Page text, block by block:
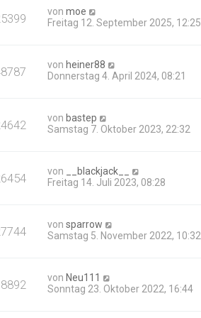
vonmoe
Freitag 12. September 2025, 12:25
von heiner88
Donnerstag 4. April 2024, 08:21
von bastep
Samstag 7. Oktober 2023, 22:32
von
__blackjack__
Freitag 14. Juli 2023, 08:28
vonsparrow
Samstag 5. November 2022, 10:32
von Neu111
Sonntag 23. Oktober 2022, 16:44